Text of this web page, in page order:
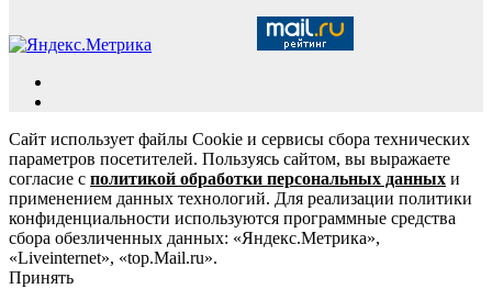
Сайт использует файлы Cookie и сервисы сбора технических
параметров посетителей. Пользуясь сайтом, вы выражаете
согласие с политикой обработки персональных данных и
применением данных технологий. Для реализации политики
конфиденциальности используются программные средства
сбора обезличенных данных: «Яндекс.Метрика»,
«Liveinternet», «top.Mail.ru».
Принять